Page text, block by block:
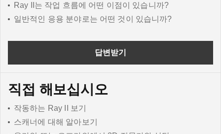
Ray II는 작업 흐름에 어떤 이점이 있습니까?
일반적인 응용 분야로는 어떤 것이 있습니까?
답변받기
직접 해보십시오
작동하는 Ray II 보기
스캐너에 대해 알아보기